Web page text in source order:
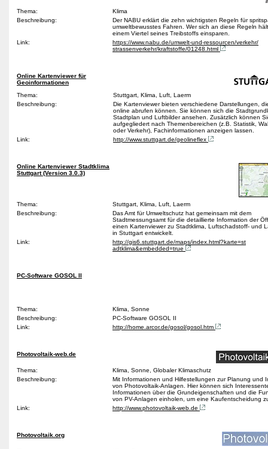
Thema:
Klima
Beschreibung:
Der NABU erklärt die zehn wichtigsten Regeln für
umweltbewusstes Fahren. Wer sich an diese Regeln
einem Viertel seines Treibstoffs einsparen.
Link:
https://www.nabu.de/umwelt-und-ressourcen/verkehr/
strassenverkehr/kraftstoffe/01248.html
Online Kartenviewer für
Geoinformationen
Thema:
Stuttgart, Klima, Luft, Laerm
Beschreibung:
Die Kartenviewer bieten verschiedene Darstellungen,
online abrufen können. Sie können sich die
Stadtplan und Luftbilder ansehen. Zusätzlich können
aufgegliedert nach Themenbereichen (z.B. Statistik,
oder Verkehr), Fachinformationen anzeigen lassen.
Link:
http://www.stuttgart.de/geolineflex
Online Kartenviewer Stadtklima
Stuttgart (Version 3.0.3)
Thema:
Stuttgart, Klima, Luft, Laerm
Beschreibung:
Das Amt für Umweltschutz hat gemeinsam mit dem
Stadtmessungsamt für die detaillierte Information der
einen Kartenviewer zu Stadtklima, Luftschadstoff- und
in Stuttgart entwickelt.
Link:
http://gis6.stuttgart.de/maps/index.html?karte=st
adtklima&embedded=true
PC-Software GOSOL II
Thema:
Klima, Sonne
Beschreibung:
PC-Software GOSOL II
Link:
http://home.arcor.de/gosol/gosol.htm
Photovoltaik-web.de
Thema:
Klima, Sonne, Globaler Klimaschutz
Beschreibung:
Mit Informationen und Hilfestellungen zur Planung und
von Photovoltaik-Anlagen. Hier können sich
Informationen über die Grundeigenschaften und die
von PV-Anlagen einholen, um eine Kaufentscheidung
Link:
http://www.photovoltaik-web.de
Photovoltaik.org